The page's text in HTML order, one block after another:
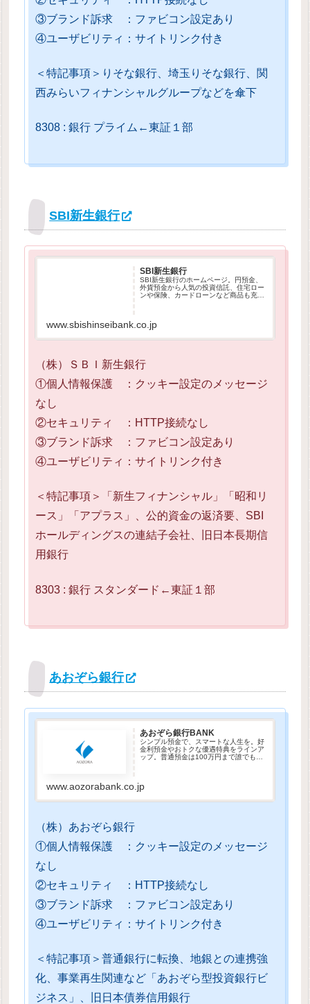
③ブランド訴求 ：ファビコン設定あり
④ユーザビリティ：サイトリンク付き
＜特記事項＞りそな銀行、埼玉りそな銀行、関
西みらいフィナンシャルグループなどを傘下
8308 : 銀行 プライム←東証１部
SBI新生銀行
SBI新生銀行
SBI新生銀行のホームページ。円預金、
外貨預金から人気の投資信託、住宅ロー
ンや保険、カードローンなど商品も充
www.sbishinseibank.co.jp
（株）ＳＢＩ新生銀行
①個人情報保護 ：クッキー設定のメッセージ
なし
②セキュリティ ：HTTP接続なし
③ブランド訴求 ：ファビコン設定あり
④ユーザビリティ：サイトリンク付き
＜特記事項＞「新生フィナンシャル」「昭和リ
ース」「アプラス」、公的資金の返済要、SBI
ホールディングスの連結子会社、旧日本長期信
用銀行
8303 : 銀行 スタンダード←東証１部
あおぞら銀行
あおぞら銀行BANK
シンプル預金で、スマートな人生を。好
金利預金やおトクな優遇特典をラインア
ップ。普通預金は100万円まで誰でも年
に９回まで無料！
www.aozorabank.co.jp
（株）あおぞら銀行
①個人情報保護 ：クッキー設定のメッセージ
なし
②セキュリティ ：HTTP接続なし
③ブランド訴求 ：ファビコン設定あり
④ユーザビリティ：サイトリンク付き
＜特記事項＞普通銀行に転換、地銀との連携強
化、事業再生関連など「あおぞら型投資銀行ビ
ジネス」、旧日本債券信用銀行